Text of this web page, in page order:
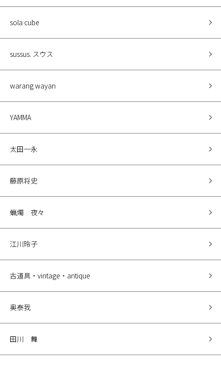
sola cube
sussus. スウス
warang wayan
YAMMA
太田一永
藤原将史
蝋燭 夜々
江川玲子
古道具・vintage・antique
奥泰我
田川 舞